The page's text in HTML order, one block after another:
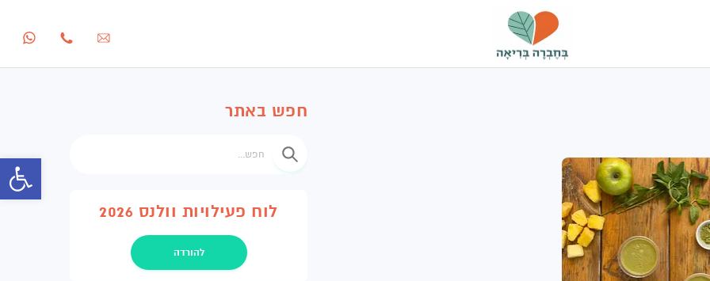
פתח
בחברה
בריאה
חפש באתר
חפש
לוח פעילויות וולנס 2026
להורדה